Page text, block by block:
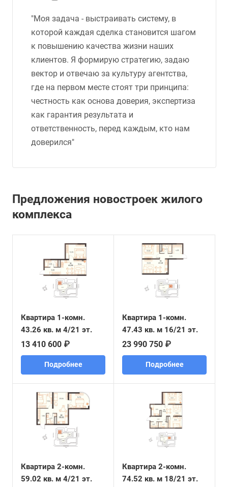
"Моя задача - выстраивать систему, в
которой каждая сделка становится шагом
к повышению качества жизни наших
клиентов. Я формирую стратегию, задаю
вектор и отвечаю за культуру агентства,
где на первом месте стоят три принципа:
честность как основа доверия, экспертиза
как гарантия результата и
ответственность, перед каждым, кто нам
доверился"
Предложения новостроек жилого
комплекса
Квартира 1-комн.
43.26 кв. м 4/21 эт.
13 410 600 ₽
Подробнее
Квартира 1-комн.
47.43 кв. м 16/21 эт.
23 990 750 ₽
Подробнее
Квартира 2-комн.
59.02 кв. м 4/21 эт.
Квартира 2-комн.
74.52 кв. м 18/21 эт.